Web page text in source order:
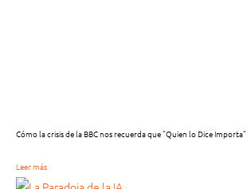
Cómo la crisis de la BBC nos recuerda que “Quien lo Dice Importa”
Leer más